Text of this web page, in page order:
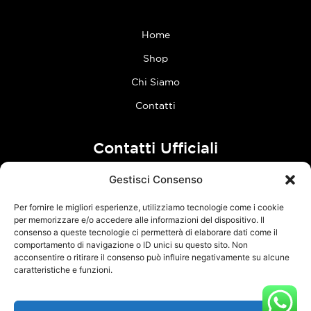
Gestisci Consenso
Per fornire le migliori esperienze, utilizziamo tecnologie come i cookie
per memorizzare e/o accedere alle informazioni del dispositivo. Il
consenso a queste tecnologie ci permetterà di elaborare dati come il
comportamento di navigazione o ID unici su questo sito. Non
acconsentire o ritirare il consenso può influire negativamente su alcune
caratteristiche e funzioni.
Home
Shop
Chi Siamo
Contatti
Contatti Ufficiali
Follow Us
F
I